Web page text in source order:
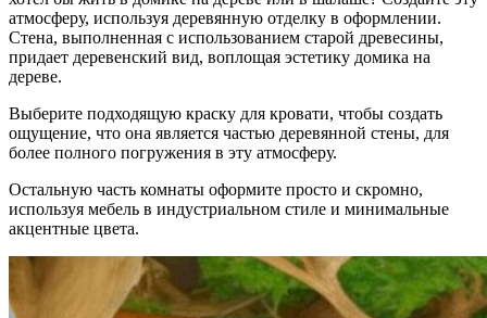
атмосферу, используя деревянную отделку в оформлении.
Стена, выполненная с использованием старой древесины,
придает деревенский вид, воплощая эстетику домика на
дереве.
Выберите подходящую краску для кровати, чтобы создать
ощущение, что она является частью деревянной стены, для
более полного погружения в эту атмосферу.
Остальную часть комнаты оформите просто и скромно,
используя мебель в индустриальном стиле и минимальные
акцентные цвета.